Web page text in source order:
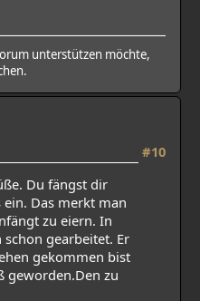
unterstützen möchte,
#10
Du fängst dir
Das merkt man
zu eiern. In
schon gearbeitet. Er
gekommen bist
geworden.Den zu